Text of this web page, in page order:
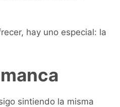
hay uno especial: la
sintiendo la misma